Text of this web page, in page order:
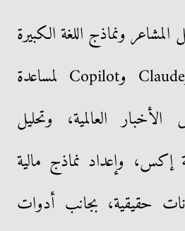
المشاعر ونماذج اللغة الكبيرة
مثل ChatGPT وClaude وCopilot لمساعدة
العالمية، وتحليل
إكس، وإعداد نماذج مالية
حقيقية، بجانب أدوات